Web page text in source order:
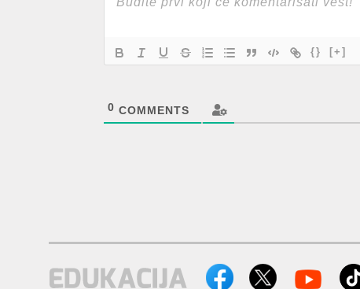
{} [+]
0 COMMENTS